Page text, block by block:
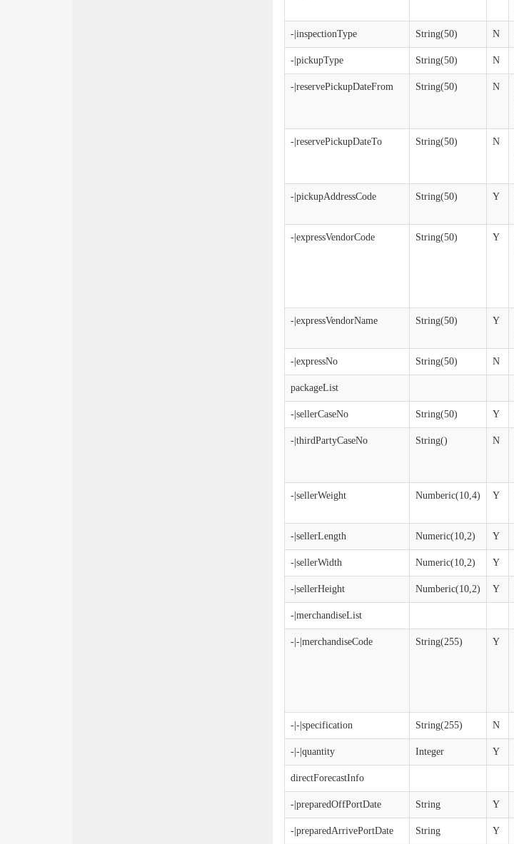
-|inspectionType String(50) N
-|pickupType String(50) N
-|reservePickupDateFrom String(50) N
-|reservePickupDateTo String(50) N
-|pickupAddressCode String(50) Y
-|expressVendorCode String(50) Y
-|expressVendorName String(50) Y
-|expressNo String(50) N
packageList
-|sellerCaseNo String(50) Y
-|thirdPartyCaseNo String() N
-|sellerWeight Numberic(10,4) Y
-|sellerLength Numeric(10,2) Y
-|sellerWidth Numeric(10,2) Y
-|sellerHeight Numberic(10,2) Y
-|merchandiseList
-|-|merchandiseCode String(255) Y
-|-|specification String(255) N
-|-|quantity Integer Y
directForecastInfo
-|preparedOffPortDate String Y
-|preparedArrivePortDate String Y